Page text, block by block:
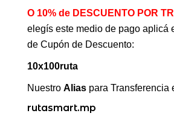
O 10% de DESCUENTO POR
elegís este medio de pago aplicá
de Cupón de Descuento:
10x100ruta
Nuestro Alias para Transferencia
rutasmart.mp